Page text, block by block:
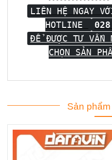
LIÊN HỆ NGAY
HOTLINE
ĐỂ ĐƯỢC TƯ
CHỌN SẢN
Sản